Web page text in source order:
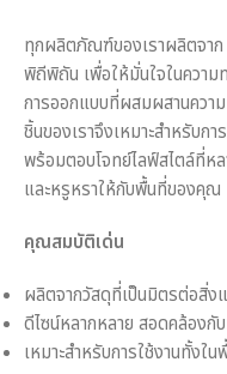
ทุกผลิตภัณฑ์ของเราผลิตจาก
พิถีพิถัน เพื่อให้มั่นใจในความ
การออกแบบที่ผสมผสานความ
ชิ้นของเราจึงเหมาะสำหรับก
พร้อมตอบโจทย์ไลฟ์สไตล์ที่ห
และหรูหราให้กับพื้นที่ของคุณ
คุณสมบัติเด่น
ผลิตจากวัสดุที่เป็นมิตรต่อสิ่ง
ดีไซน์หลากหลาย สอดคล้องกั
เหมาะสำหรับการใช้งานทั้งใ